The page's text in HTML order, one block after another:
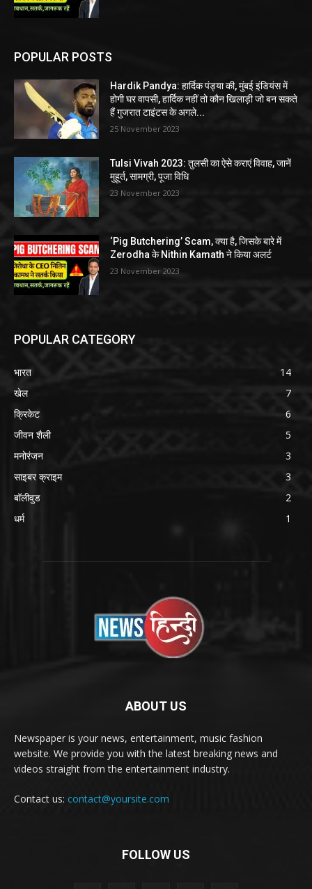
POPULAR POSTS
Hardik Pandya: हार्दिक पंड्या की, मुंबई इंडियंस में
होगी घर वापसी, हार्दिक नहीं तो कौन खिलाड़ी जो बन सकते
हैं गुजरात टाइंटस के अगले...
25 November 2023
Tulsi Vivah 2023: तुलसी का ऐसे कराएं विवाह, जानें
मुहूर्त, सामग्री, पूजा विधि
23 November 2023
‘Pig Butchering’ Scam, क्या है, जिसके बारे में
Zerodha के Nithin Kamath ने किया अलर्ट
23 November 2023
POPULAR CATEGORY
भारत
14
खेल
7
क्रिकेट
6
जीवन शैली
5
मनोरंजन
3
साइबर क्राइम
3
बॉलीवुड
2
धर्म
1
ABOUT US
Newspaper is your news, entertainment, music fashion
website. We provide you with the latest breaking news and
videos straight from the entertainment industry.
Contact us: contact@yoursite.com
FOLLOW US